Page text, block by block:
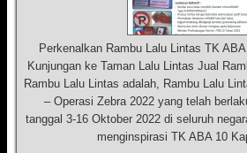
Perkenalkan Rambu Lalu Lintas TK
Kunjungan ke Taman Lalu Lintas Jual
Rambu Lalu Lintas adalah, Rambu Lalu
– Operasi Zebra 2022 yang telah
tanggal 3-16 Oktober 2022 di seluruh
menginspirasi TK ABA 10